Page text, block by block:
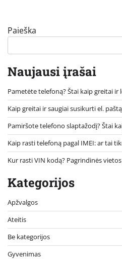
Paieška
Naujausi įrašai
Pametėte telefoną? Štai kaip greitai ir
Kaip greitai ir saugiai susikurti el.
Pamiršote telefono slaptažodį? Štai
Kaip rasti telefoną pagal IMEI: ar tai
Kur rasti VIN kodą? Pagrindinės
Kategorijos
Apžvalgos
Ateitis
Be kategorijos
Gyvenimas